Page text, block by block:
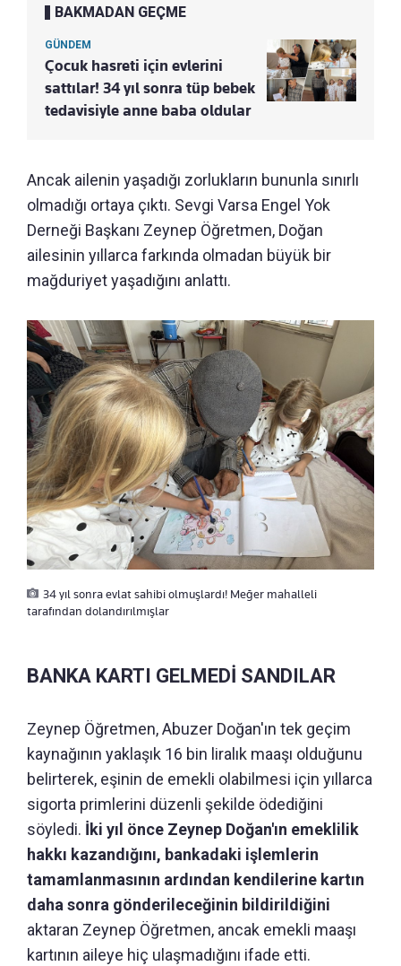
BAKMADAN GEÇME
GÜNDEM
Çocuk hasreti için evlerini
sattılar! 34 yıl sonra tüp bebek
tedavisiyle anne baba oldular
Ancak ailenin yaşadığı zorlukların bununla sınırlı
olmadığı ortaya çıktı. Sevgi Varsa Engel Yok
Derneği Başkanı Zeynep Öğretmen, Doğan
ailesinin yıllarca farkında olmadan büyük bir
mağduriyet yaşadığını anlattı.
34 yıl sonra evlat sahibi olmuşlardı! Meğer mahalleli
tarafından dolandırılmışlar
BANKA KARTI GELMEDİ SANDILAR
Zeynep Öğretmen, Abuzer Doğan'ın tek geçim
kaynağının yaklaşık 16 bin liralık maaşı olduğunu
belirterek, eşinin de emekli olabilmesi için yıllarca
sigorta primlerini düzenli şekilde ödediğini
söyledi. İki yıl önce Zeynep Doğan'ın emeklilik
hakkı kazandığını, bankadaki işlemlerin
tamamlanmasının ardından kendilerine kartın
daha sonra gönderileceğinin bildirildiğini
aktaran Zeynep Öğretmen, ancak emekli maaşı
kartının aileye hiç ulaşmadığını ifade etti.